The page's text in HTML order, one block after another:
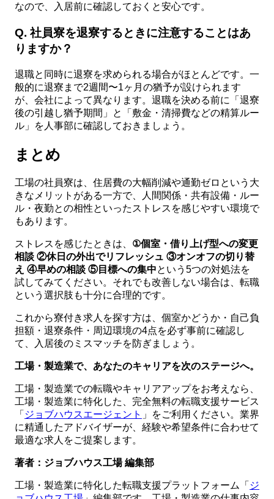
なので、入居前に確認しておくと安心です。
Q. 社員寮を退寮するときに注意することはあ
りますか？
退職と同時に退寮を求められる場合がほとんどです。一
般的に退寮まで2週間〜1ヶ月の猶予が設けられます
が、会社によって異なります。退職を決める前に「退寮
後の引越し猶予期間」と「敷金・清掃費などの精算ルー
ル」を人事部に確認しておきましょう。
まとめ
工場の社員寮は、住居費の大幅削減や通勤ゼロという大
きなメリットがある一方で、人間関係・共有設備・ルー
ル・夜勤との相性といったストレスを感じやすい環境で
もあります。
ストレスを感じたときは、 ①個室・借り上げ型への変更
相談 ②休日の外出でリフレッシュ ③オンオフの切り替
え ④早めの相談 ⑤目標への集中という5つの対処法を
試してみてください。それでも改善しない場合は、転職
という選択肢も十分に合理的です。
これから寮付き求人を探す方は、個室かどうか・自己負
担額・退寮条件・周辺環境の4点を必ず事前に確認し
て、入居後のミスマッチを防ぎましょう。
工場・製造業で、あなたのキャリアを次のステージへ。
工場・製造業での転職やキャリアアップをお考えなら、
工場・製造業に特化した、完全無料の転職支援サービス
「 ジョブハウスエージェント 」をご利用ください。業界
に精通したアドバイザーが、経験や希望条件に合わせて
最適な求人をご提案します。
著者：ジョブハウス工場 編集部
工場・製造業に特化した転職支援プラットフォーム「 ジ